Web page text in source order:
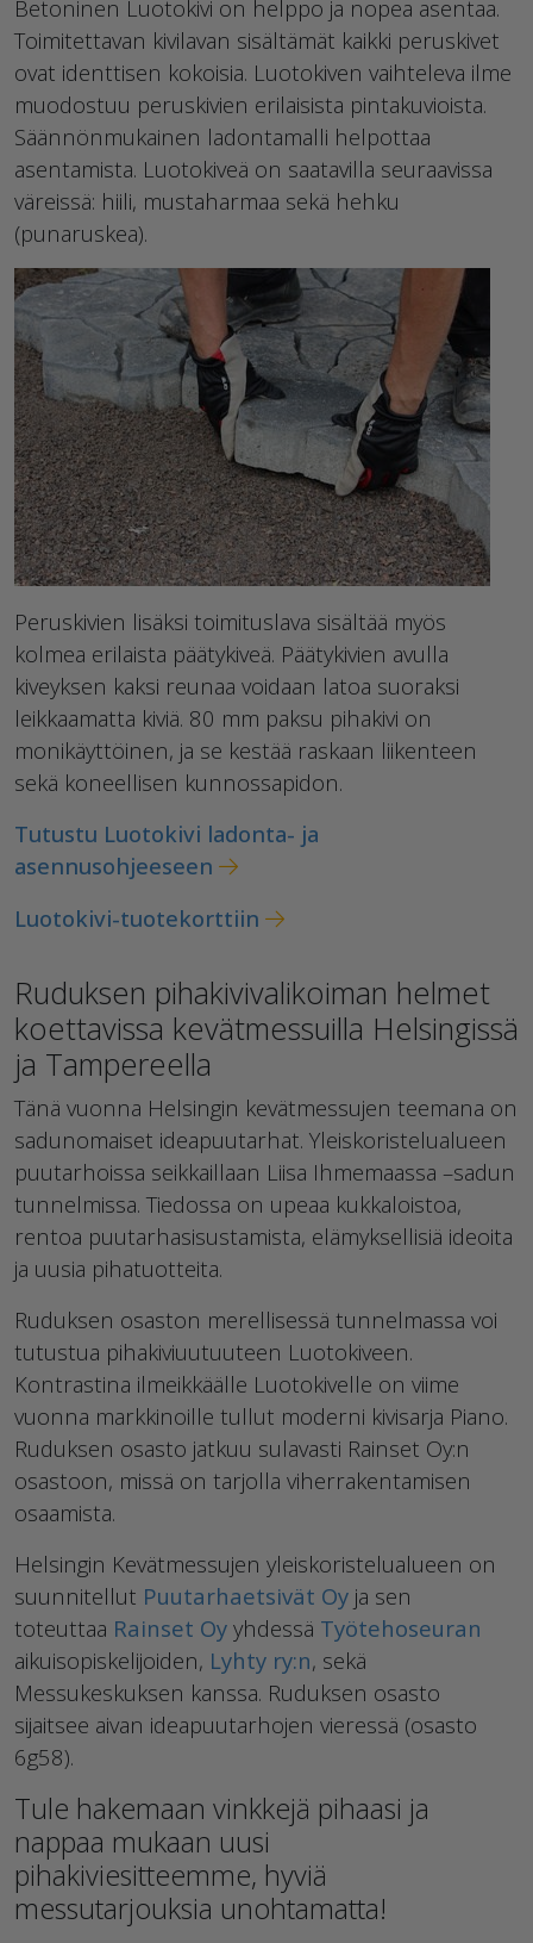
Betoninen Luotokivi on helppo ja nopea asentaa.
Toimitettavan kivilavan sisältämät kaikki peruskivet
ovat identtisen kokoisia. Luotokiven vaihteleva ilme
muodostuu peruskivien erilaisista pintakuvioista.
Säännönmukainen ladontamalli helpottaa
asentamista. Luotokiveä on saatavilla seuraavissa
väreissä: hiili, mustaharmaa sekä hehku
(punaruskea).
Peruskivien lisäksi toimituslava sisältää myös
kolmea erilaista päätykiveä. Päätykivien avulla
kiveyksen kaksi reunaa voidaan latoa suoraksi
leikkaamatta kiviä. 80 mm paksu pihakivi on
monikäyttöinen, ja se kestää raskaan liikenteen
sekä koneellisen kunnossapidon.
Tutustu Luotokivi ladonta- ja
asennusohjeeseen
Luotokivi-tuotekorttiin
Ruduksen pihakivivalikoiman helmet
koettavissa kevätmessuilla Helsingissä
ja Tampereella
Tänä vuonna Helsingin kevätmessujen teemana on
sadunomaiset ideapuutarhat. Yleiskoristelualueen
puutarhoissa seikkaillaan Liisa Ihmemaassa –sadun
tunnelmissa. Tiedossa on upeaa kukkaloistoa,
rentoa puutarhasisustamista, elämyksellisiä ideoita
ja uusia pihatuotteita.
Ruduksen osaston merellisessä tunnelmassa voi
tutustua pihakiviuutuuteen Luotokiveen.
Kontrastina ilmeikkäälle Luotokivelle on viime
vuonna markkinoille tullut moderni kivisarja Piano.
Ruduksen osasto jatkuu sulavasti Rainset Oy:n
osastoon, missä on tarjolla viherrakentamisen
osaamista.
Helsingin Kevätmessujen yleiskoristelualueen on
suunnitellut Puutarhaetsivät Oy ja sen
toteuttaa Rainset Oy yhdessä Työtehoseuran
aikuisopiskelijoiden, Lyhty ry:n, sekä
Messukeskuksen kanssa. Ruduksen osasto
sijaitsee aivan ideapuutarhojen vieressä (osasto
6g58).
Tule hakemaan vinkkejä pihaasi ja
nappaa mukaan uusi
pihakiviesitteemme, hyviä
messutarjouksia unohtamatta!